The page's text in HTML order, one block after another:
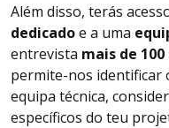
Além disso, terás
dedicadoe a uma
entrevista mais de
permite-nos identificar
equipa técnica,
específicos do teu